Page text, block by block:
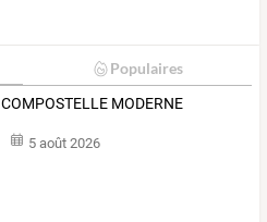
Populaires
COMPOSTELLE MODERNE
5 août 2026